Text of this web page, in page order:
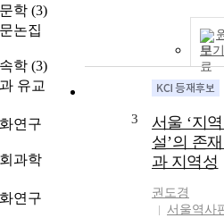
학 (3)
논집
학 (3)
유교
연구
과학
연구
보기
3
서울 ‘지
설’의 존
과 지역성
권도경
서울역사